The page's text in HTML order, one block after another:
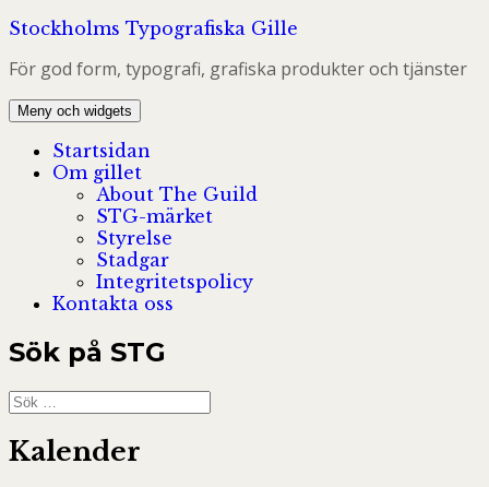
Hoppa
innehåll
Stockholms Typografiska Gille
För god form, typografi, grafiska produkter och tjänster
Meny och widgets
Startsidan
Om gillet
About The Guild
STG-märket
Styrelse
Stadgar
Integritetspolicy
Kontakta oss
Sök på STG
Sök
efter:
Kalender